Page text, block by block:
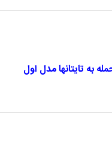
به تایتانها مدل اول